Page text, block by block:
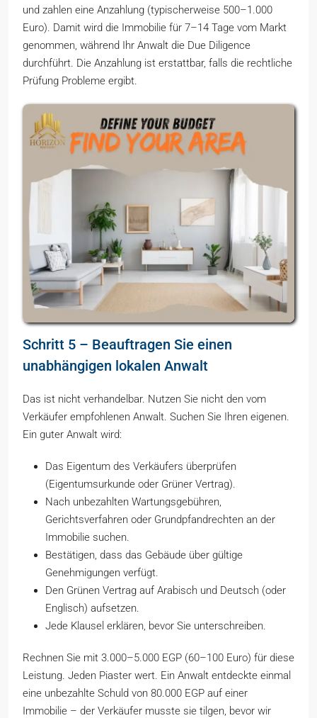
und zahlen eine Anzahlung (typischerweise 500–1.000
Euro). Damit wird die Immobilie für 7–14 Tage vom Markt
genommen, während Ihr Anwalt die Due Diligence
durchführt. Die Anzahlung ist erstattbar, falls die rechtliche
Prüfung Probleme ergibt.
Schritt 5 – Beauftragen Sie einen
unabhängigen lokalen Anwalt
Das ist nicht verhandelbar. Nutzen Sie nicht den vom
Verkäufer empfohlenen Anwalt. Suchen Sie Ihren eigenen.
Ein guter Anwalt wird:
Das Eigentum des Verkäufers überprüfen
(Eigentumsurkunde oder Grüner Vertrag).
Nach unbezahlten Wartungsgebühren,
Gerichtsverfahren oder Grundpfandrechten an der
Immobilie suchen.
Bestätigen, dass das Gebäude über gültige
Genehmigungen verfügt.
Den Grünen Vertrag auf Arabisch und Deutsch (oder
Englisch) aufsetzen.
Jede Klausel erklären, bevor Sie unterschreiben.
Rechnen Sie mit 3.000–5.000 EGP (60–100 Euro) für diese
Leistung. Jeden Piaster wert. Ein Anwalt entdeckte einmal
eine unbezahlte Schuld von 80.000 EGP auf einer
Immobilie – der Verkäufer musste sie tilgen, bevor wir